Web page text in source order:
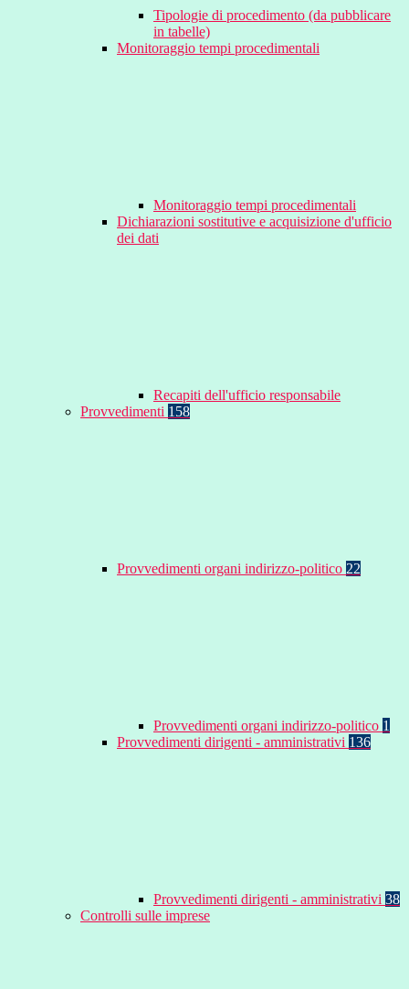
Tipologie di procedimento (da pubblicare
in tabelle)
Monitoraggio tempi procedimentali
Monitoraggio tempi procedimentali
Dichiarazioni sostitutive e acquisizione d'ufficio
dei dati
Recapiti dell'ufficio responsabile
Provvedimenti 158
Provvedimenti organi indirizzo-politico 22
Provvedimenti organi indirizzo-politico 1
Provvedimenti dirigenti - amministrativi 136
Provvedimenti dirigenti - amministrativi 38
Controlli sulle imprese